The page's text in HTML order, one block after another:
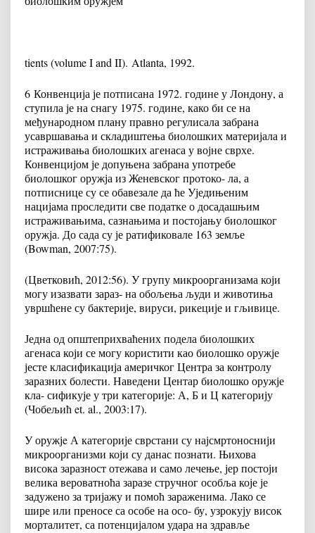
tients (volume I and II). Atlanta, 1992.
6 Конвенција је потписана 1972. године у Лондону, а
ступила је на снагу 1975. године, како би се на
међународном плану правно регулисала забрана
усавршавања и складиштења биолошких материјала и
истраживања биолошких агенаса у војне сврхе.
Конвенцијом је допуњена забрана употребе
биолошког оружја из Женевског протоко- ла, а
потписнице су се обавезале да ће Уједињеним
нацијама проследити све податке о досадашњим
истраживањима, сазнањима и постојању биолошког
оружја. До сада су је ратификовале 163 земље
(Bowman, 2007:75).
(Цветковић, 2012:56). У групу микроорганизама који
могу изазвати зараз- на обољења људи и животиња
увршћене су бактерије, вируси, рикеције и гљивице.
Једна од општеприхваћених подела биолошких
агенаса који се могу користити као биолошко оружје
јесте класификација америчког Центра за контролу
заразних болести. Наведени Центар биолошко оружје
кла- сификује у три категорије: А, Б и Ц категорију
(Чобељић et. al., 2003:17).
У оружјe А категорије сврстани су најсмртоноснији
микроорганизми који су данас познати. Њихова
висока заразност отежава и само лечење, јер постоји
велика вероватноћа заразе стручног особља које је
задужено за тријажу и помоћ зараженима. Лако се
шире или преносе са особе на осо- бу, узрокују висок
морталитет, са потенцијалом удара на здравље